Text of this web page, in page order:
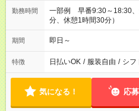
勤務時間
一部例 早番9:30～18:30
分、休憩1時間30分）
期間 即日～
特徴 日払いOK / 服装自由 / シフ
気になる！ 応